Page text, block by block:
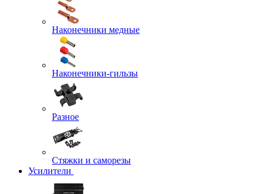
Наконечники медные
Наконечники-гильзы
Разное
Стяжки и саморезы
Усилители